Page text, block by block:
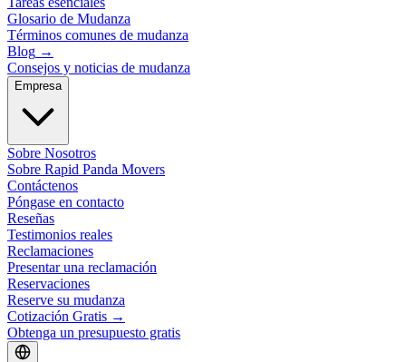
Glosario de Mudanza
Términos comunes de mudanza
Blog →
Consejos y noticias de mudanza
Empresa
Sobre Nosotros
Sobre Rapid Panda Movers
Contáctenos
Póngase en contacto
Reseñas
Testimonios reales
Reclamaciones
Presentar una reclamación
Reservaciones
Reserve su mudanza
Cotización Gratis →
Obtenga un presupuesto gratis